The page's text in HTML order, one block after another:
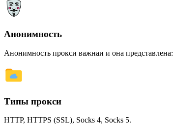
Анонимность
Анонимность прокси важнаи и она представлена:
Типы прокси
HTTP, HTTPS (SSL), Socks 4, Socks 5.